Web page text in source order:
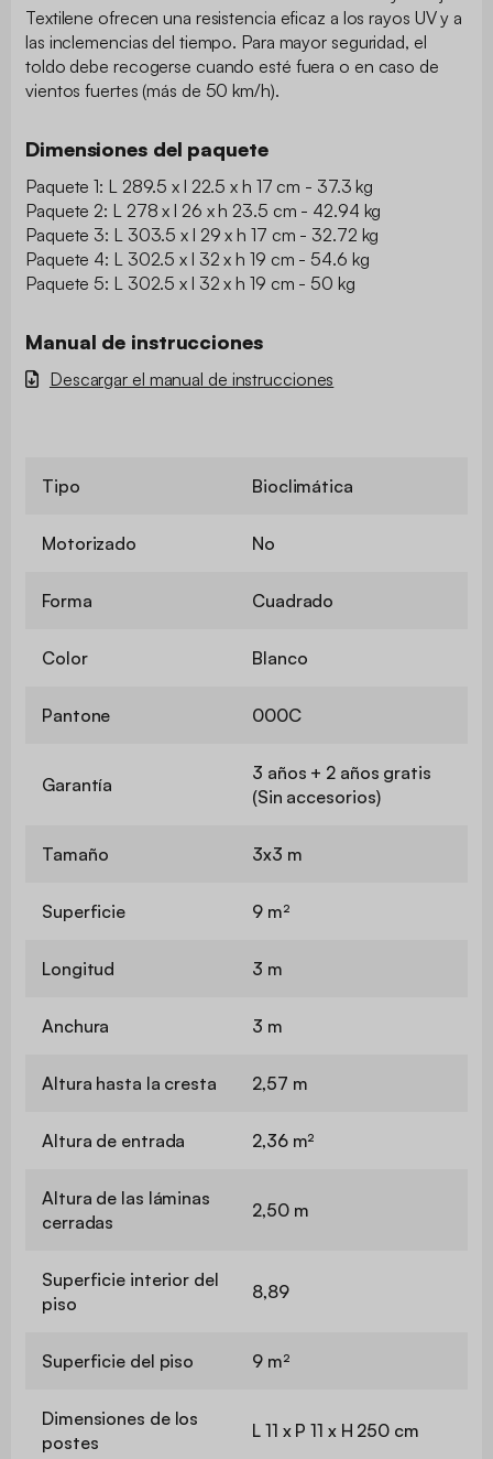
Textilene ofrecen una resistencia eficaz a los rayos UV y a
las inclemencias del tiempo. Para mayor seguridad, el
toldo debe recogerse cuando esté fuera o en caso de
vientos fuertes (más de 50 km/h).
Dimensiones del paquete
Paquete 1: L 289.5 x l 22.5 x h 17 cm - 37.3 kg
Paquete 2: L 278 x l 26 x h 23.5 cm - 42.94 kg
Paquete 3: L 303.5 x l 29 x h 17 cm - 32.72 kg
Paquete 4: L 302.5 x l 32 x h 19 cm - 54.6 kg
Paquete 5: L 302.5 x l 32 x h 19 cm - 50 kg
Manual de instrucciones
Descargar el manual de instrucciones
Tipo Bioclimática
Motorizado No
Forma Cuadrado
Color Blanco
Pantone 000C
Garantía
3 años + 2 años gratis
(Sin accesorios)
Tamaño 3x3 m
Superficie 9 m²
Longitud 3 m
Anchura 3 m
Altura hasta la cresta 2,57 m
Altura de entrada 2,36 m²
Altura de las láminas
cerradas
2,50 m
Superficie interior del
piso
8,89
Superficie del piso 9 m²
Dimensiones de los
postes
L 11 x P 11 x H 250 cm